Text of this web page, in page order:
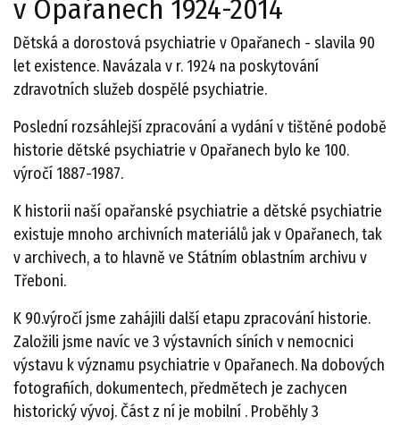
v Opařanech 1924-2014
Dětská a dorostová psychiatrie v Opařanech - slavila 90
let existence. Navázala v r. 1924 na poskytování
zdravotních služeb dospělé psychiatrie.
Poslední rozsáhlejší zpracování a vydání v tištěné podobě
historie dětské psychiatrie v Opařanech bylo ke 100.
výročí 1887-1987.
K historii naší opařanské psychiatrie a dětské psychiatrie
existuje mnoho archivních materiálů jak v Opařanech, tak
v archivech, a to hlavně ve Státním oblastním archivu v
Třeboni.
K 90.výročí jsme zahájili další etapu zpracování historie.
Založili jsme navíc ve 3 výstavních síních v nemocnici
výstavu k významu psychiatrie v Opařanech. Na dobových
fotografiích, dokumentech, předmětech je zachycen
historický vývoj. Část z ní je mobilní . Proběhly 3